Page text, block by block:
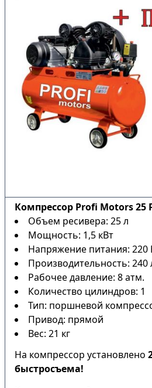
Компрессор Profi Motors 25
Объем ресивера: 25 л
Мощность: 1,5 кВт
Напряжение питания: 220
Производительность:
Рабочее давление: 8 атм.
Количество цилиндров: 1
Тип: поршневой
Привод: прямой
Вес: 21 кг
На компрессор установлено
быстросъема!